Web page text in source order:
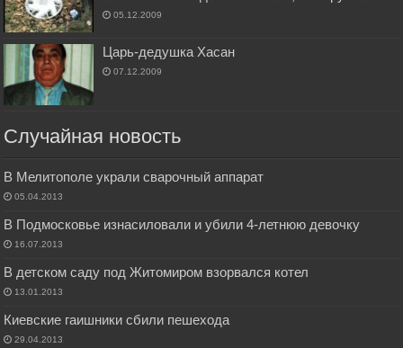
05.12.2009
Царь-дедушка Хасан
07.12.2009
Случайная новость
В Мелитополе украли сварочный аппарат
05.04.2013
В Подмосковье изнасиловали и убили 4-летнюю девочку
16.07.2013
В детском саду под Житомиром взорвался котел
13.01.2013
Киевские гаишники сбили пешехода
29.04.2013